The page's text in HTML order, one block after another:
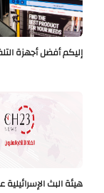
إليكم أفضل أجهزة
هيئة البث